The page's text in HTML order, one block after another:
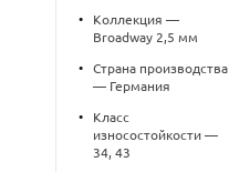
•
Коллекция —
Broadway 2,5 мм
•
Страна производства
— Германия
•
Класс
износостойкости —
34, 43